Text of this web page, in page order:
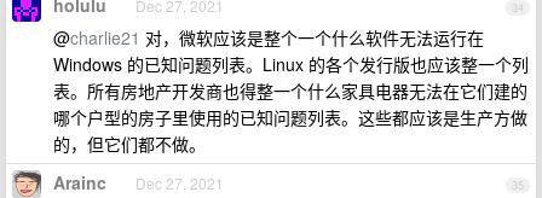
34
holulu Dec 27, 2021
@charlie21 对，微软应该是整个一个什么软件无法运行在
Windows 的已知问题列表。Linux 的各个发行版也应该整一个列
表。所有房地产开发商也得整一个什么家具电器无法在它们建的
哪个户型的房子里使用的已知问题列表。这些都应该是生产方做
的，但它们都不做。
35
Arainc Dec 27, 2021